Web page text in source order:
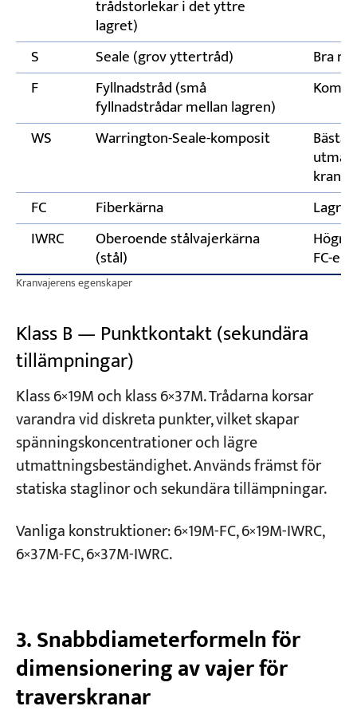
trådstorlekar i det yttre
lagret)
S
Seale (grov yttertråd)
Bra
F
Fyllnadstråd (små
fyllnadstrådar mellan lagren)
WS Warrington-Seale-komposit Bästa
kranar
FC
Fiberkärna
IWRC
Oberoende stålvajerkärna
(stål) FC-
Kranvajerens egenskaper
Klass B — Punktkontakt (sekundära
tillämpningar)
Klass 6×19M och klass 6×37M. Trådarna korsar
varandra vid diskreta punkter, vilket skapar
spänningskoncentrationer och lägre
utmattningsbeständighet. Används främst för
statiska staglinor och sekundära tillämpningar.
Vanliga konstruktioner: 6×19M-FC, 6×19M-IWRC,
6×37M-FC, 6×37M-IWRC.
3. Snabbdiameterformeln för
dimensionering av vajer för
traverskranar